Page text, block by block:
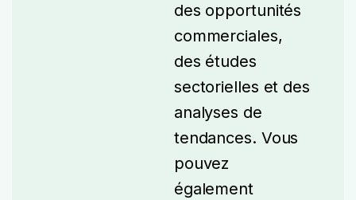
des opportunités
commerciales,
des études
sectorielles et des
analyses de
tendances. Vous
pouvez
également